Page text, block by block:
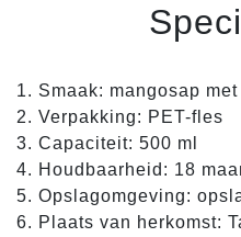
1. Smaak: mangosap
2. Verpakking: PET-fles
3. Capaciteit: 500 ml
4. Houdbaarheid: 18
5. Opslagomgeving:
6. Plaats van herkomst: